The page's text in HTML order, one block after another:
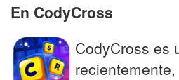
En CodyCross
CodyCross es